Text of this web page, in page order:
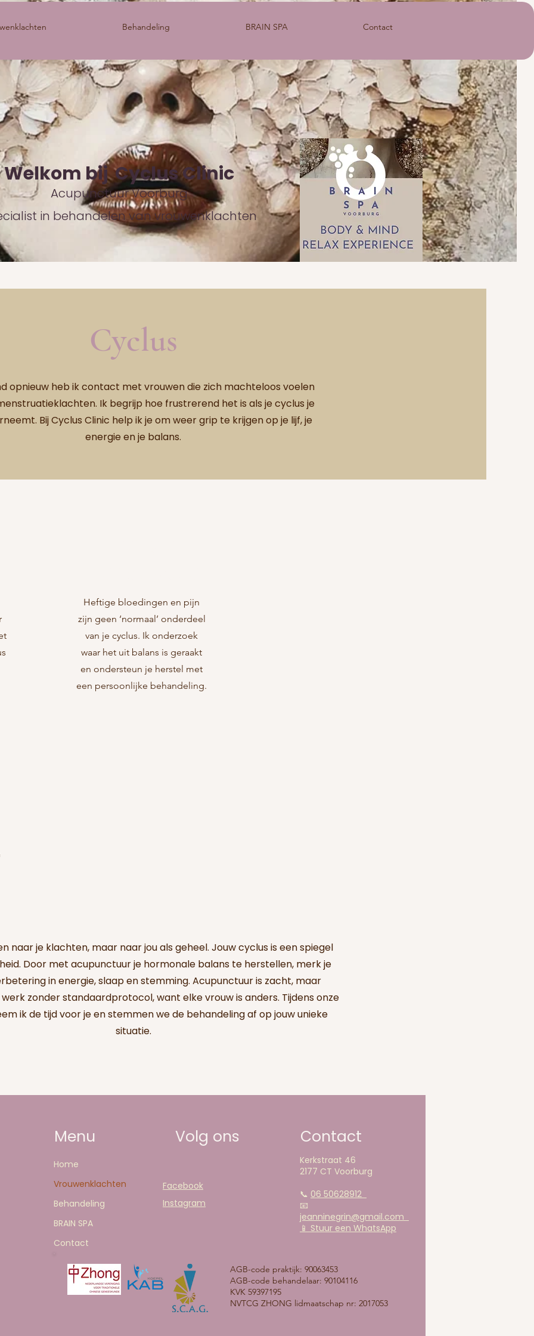
Welkom bij Cyclus Clinic
Acupunctuur Voorburg
in behandelen van vrouwenklachten
Behandeling BRAIN SPA Contact
Cyclus
opnieuw heb ik contact met vrouwen die zich machteloos voelen
Ik begrijp hoe frustrerend het is als je cyclus je
Bij Cyclus Clinic help ik je om weer grip te krijgen op je lijf, je
energie en je balans.
Heftige bloedingen en pijn
zijn geen ‘normaal’ onderdeel
van je cyclus. Ik onderzoek
waar het uit balans is geraakt
en ondersteun je herstel met
een persoonlijke behandeling.
naar je klachten, maar naar jou als geheel. Jouw cyclus is een spiegel
Door met acupunctuur je hormonale balans te herstellen, merk je
in energie, slaap en stemming. Acupunctuur is zacht, maar
zonder standaardprotocol, want elke vrouw is anders. Tijdens onze
ik de tijd voor je en stemmen we de behandeling af op jouw unieke
situatie.
Menu Volg ons Contact
Home
Vrouwenklachten
Behandeling
BRAIN SPA
Contact
Facebook
Instagram
Kerkstraat 46
2177 CT Voorburg
📞 06 50628912
📧
jeanninegrin@gmail.com
📱 Stuur een WhatsApp​
AGB-code praktijk: 90063453
AGB-code behandelaar: 90104116
KVK 59397195
NVTCG ZHONG lidmaatschap nr: 2017053